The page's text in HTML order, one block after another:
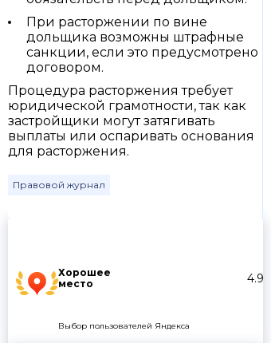
Хорошее
место
4.9
Выбор пользователей Яндекса
При расторжении по вине
дольщика возможны штрафные
санкции, если это предусмотрено
договором.
Процедура расторжения требует
юридической грамотности, так как
застройщики могут затягивать
выплаты или оспаривать основания
для расторжения.
Правовой журнал